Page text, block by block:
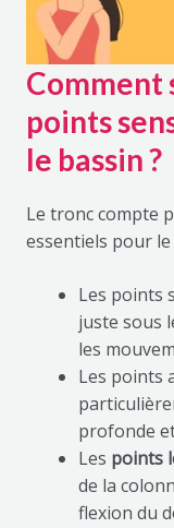
Comment
points
le bassin ?
Le tronc compte
essentiels pour
Les points
juste sous
les
Les points
profonde
Les points
de la
flexion du